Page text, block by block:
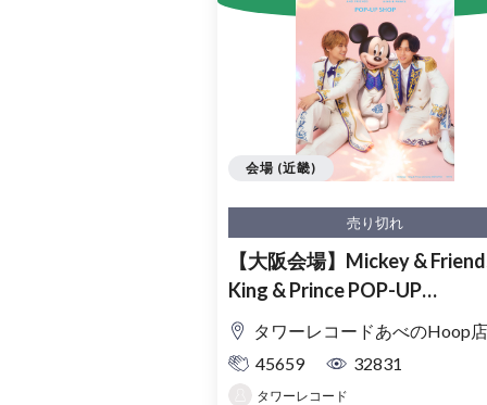
売り切れ
【大阪会場】Mickey &
King & Prince POP-UP
SHOP「MAGIC STAGE」入
理券
タワーレコードあべのHoop店
45659
32831
タワーレコード
会場 (近畿)